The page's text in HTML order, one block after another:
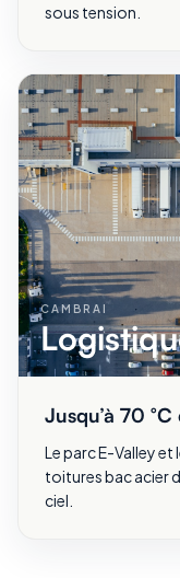
sous tension.
CAMBRAI
Jusqu’à 70
Le parc E-Valley
toitures bac acier
ciel.